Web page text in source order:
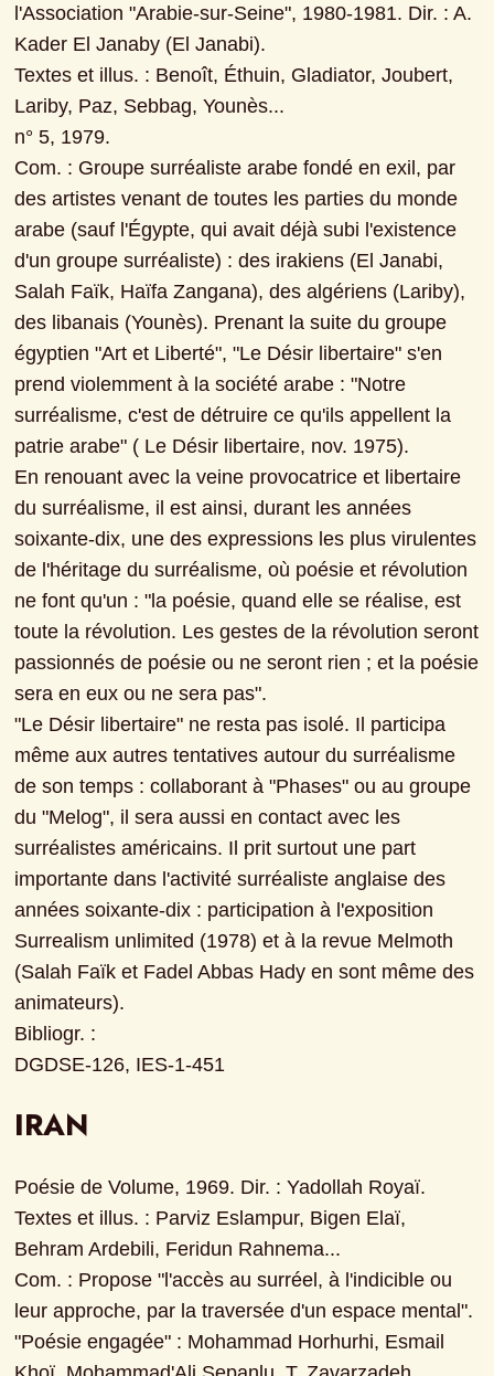
l'Association "Arabie-sur-Seine", 1980-1981. Dir. : A.
Kader El Janaby (El Janabi).
Textes et illus. : Benoît, Éthuin, Gladiator, Joubert,
Lariby, Paz, Sebbag, Younès...
n° 5, 1979.
Com. : Groupe surréaliste arabe fondé en exil, par
des artistes venant de toutes les parties du monde
arabe (sauf l'Égypte, qui avait déjà subi l'existence
d'un groupe surréaliste) : des irakiens (El Janabi,
Salah Faïk, Haïfa Zangana), des algériens (Lariby),
des libanais (Younès). Prenant la suite du groupe
égyptien "Art et Liberté", "Le Désir libertaire" s'en
prend violemment à la société arabe : "Notre
surréalisme, c'est de détruire ce qu'ils appellent la
patrie arabe" ( Le Désir libertaire, nov. 1975).
En renouant avec la veine provocatrice et libertaire
du surréalisme, il est ainsi, durant les années
soixante-dix, une des expressions les plus virulentes
de l'héritage du surréalisme, où poésie et révolution
ne font qu'un : "la poésie, quand elle se réalise, est
toute la révolution. Les gestes de la révolution seront
passionnés de poésie ou ne seront rien ; et la poésie
sera en eux ou ne sera pas".
"Le Désir libertaire" ne resta pas isolé. Il participa
même aux autres tentatives autour du surréalisme
de son temps : collaborant à "Phases" ou au groupe
du "Melog", il sera aussi en contact avec les
surréalistes américains. Il prit surtout une part
importante dans l'activité surréaliste anglaise des
années soixante-dix : participation à l'exposition
Surrealism unlimited (1978) et à la revue Melmoth
(Salah Faïk et Fadel Abbas Hady en sont même des
animateurs).
Bibliogr. :
DGDSE-126, IES-1-451
IRAN
Poésie de Volume, 1969. Dir. : Yadollah Royaï.
Textes et illus. : Parviz Eslampur, Bigen Elaï,
Behram Ardebili, Feridun Rahnema...
Com. : Propose "l'accès au surréel, à l'indicible ou
leur approche, par la traversée d'un espace mental".
"Poésie engagée" : Mohammad Horhurhi, Esmail